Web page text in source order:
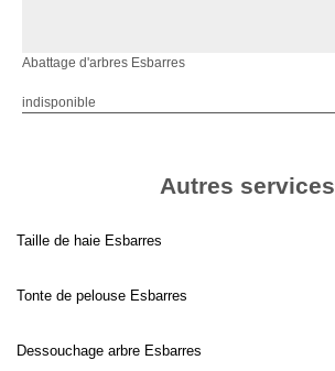
Abattage d'arbres Esbarres
indisponible
Autres services
Taille de haie Esbarres
Tonte de pelouse Esbarres
Dessouchage arbre Esbarres